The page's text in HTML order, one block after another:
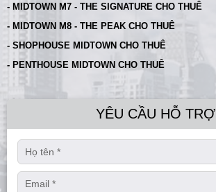
- MIDTOWN M7 - THE SIGNATURE CHO THUÊ
- MIDTOWN M8 - THE PEAK CHO THUÊ
- SHOPHOUSE MIDTOWN CHO THUÊ
- PENTHOUSE MIDTOWN CHO THUÊ
YÊU CẦU HỖ TRỢ